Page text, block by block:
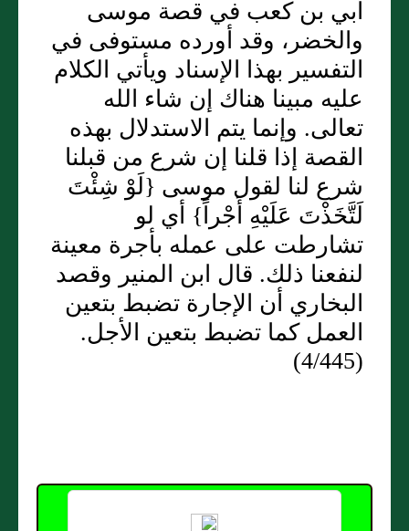
أبي بن كعب في قصة موسى
والخضر، وقد أورده مستوفى في
التفسير بهذا الإسناد ويأتي الكلام
عليه مبينا هناك إن شاء الله
تعالى. وإنما يتم الاستدلال بهذه
القصة إذا قلنا إن شرع من قبلنا
شرع لنا لقول موسى {لَوْ شِئْتَ
لَتَّخَذْتَ عَلَيْهِ أَجْراً} أي لو
تشارطت على عمله بأجرة معينة
لنفعنا ذلك. قال ابن المنير وقصد
البخاري أن الإجارة تضبط بتعين
العمل كما تضبط بتعين الأجل.
(4/445)